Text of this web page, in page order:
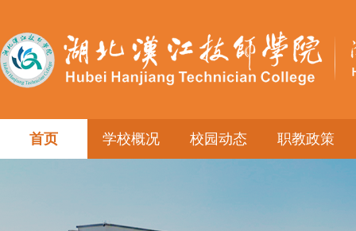
首页 学校概况 校园动态 职教政策